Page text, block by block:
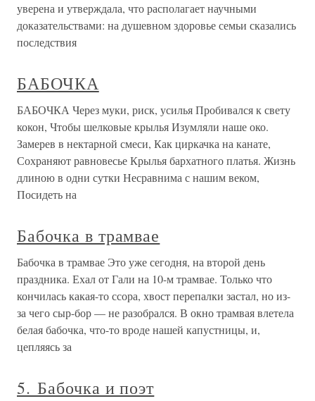
уверена и утверждала, что располагает научными
доказательствами: на душевном здоровье семьи сказались
последствия
БАБОЧКА
БАБОЧКА Через муки, риск, усилья Пробивался к свету
кокон, Чтобы шелковые крылья Изумляли наше око.
Замерев в нектарной смеси, Как циркачка на канате,
Сохраняют равновесье Крылья бархатного платья. Жизнь
длиною в одни сутки Несравнима с нашим веком,
Посидеть на
Бабочка в трамвае
Бабочка в трамвае Это уже сегодня, на второй день
праздника. Ехал от Гали на 10-м трамвае. Только что
кончилась какая-то ссора, хвост перепалки застал, но из-
за чего сыр-бор — не разобрался. В окно трамвая влетела
белая бабочка, что-то вроде нашей капустницы, и,
цепляясь за
5. Бабочка и поэт